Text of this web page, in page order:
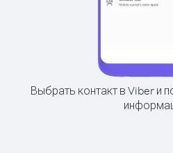
Выбрать контакт в Viber и